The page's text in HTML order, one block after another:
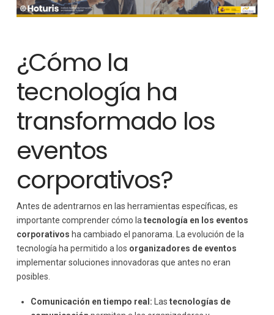
¿Cómo la
tecnología ha
transformado los
eventos
corporativos?
Antes de adentrarnos en las herramientas específicas, es
importante comprender cómo la tecnología en los eventos
corporativos ha cambiado el panorama. La evolución de la
tecnología ha permitido a los organizadores de eventos
implementar soluciones innovadoras que antes no eran
posibles.
Comunicación en tiempo real: Lastecnologías de